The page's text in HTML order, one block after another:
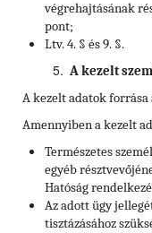
végrehajtásának
pont;
Ltv. 4. § és 9. §.
A kezelt
A kezelt adatok
Amennyiben a kezelt
Természetes
egyéb
Hatóság
Az adott ügy
tisztázásához